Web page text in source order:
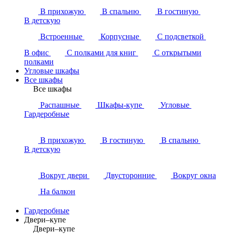
В прихожую
В спальню
В гостиную
В детскую
Встроенные
Корпусные
С подсветкой
В офис
С полками для книг
С открытыми
полками
Угловые шкафы
Все шкафы
Все шкафы
Распашные
Шкафы-купе
Угловые
Гардеробные
В прихожую В гостиную
В спальню
В детскую
Вокруг двери Двусторонние
Вокруг окна
На балкон
Гардеробные
Двери–купе
Двери–купе